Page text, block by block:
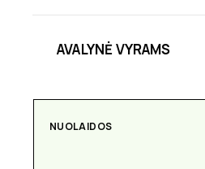
AVALYNĖ VYRAMS
NUOLAIDOS